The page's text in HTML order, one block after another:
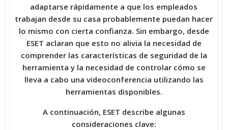
adaptarse rápidamente a que los empleados
trabajan desde su casa probablemente puedan hacer
lo mismo con cierta confianza. Sin embargo, desde
ESET aclaran que esto no alivia la necesidad de
comprender las características de seguridad de la
herramienta y la necesidad de controlar cómo se
lleva a cabo una videoconferencia utilizando las
herramientas disponibles.
A continuación, ESET describe algunas
consideraciones clave: